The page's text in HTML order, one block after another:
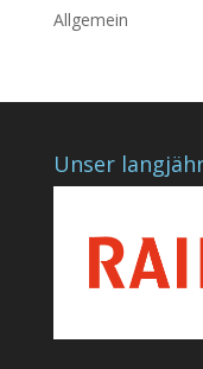
Allgemein
Unser